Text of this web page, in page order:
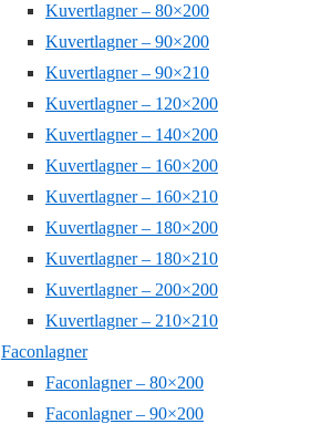
Kuvertlagner – 80×200
Kuvertlagner – 90×200
Kuvertlagner – 90×210
Kuvertlagner – 120×200
Kuvertlagner – 140×200
Kuvertlagner – 160×200
Kuvertlagner – 160×210
Kuvertlagner – 180×200
Kuvertlagner – 180×210
Kuvertlagner – 200×200
Kuvertlagner – 210×210
Faconlagner
Faconlagner – 80×200
Faconlagner – 90×200